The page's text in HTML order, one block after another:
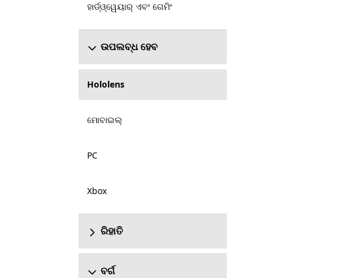
ହାର୍ଡ୍ଓ୍ୱେୟାର୍ ଏବଂ ଗେମିଂ
ଉପଲବ୍ଧ ହେବ
Hololens
ମୋବାଇଲ୍
PC
Xbox
ରିହାତି
ବର୍ଗ